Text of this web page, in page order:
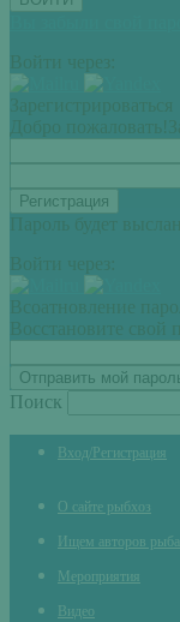
Войти через:
Зарегистрироваться
Добро пожаловать!
Пароль будет
Войти через:
Всоатновление
Восстановите свой
Поиск
Вход/Регистрация
О сайте рыбхоз
Ищем авторов
Мероприятия
Видео